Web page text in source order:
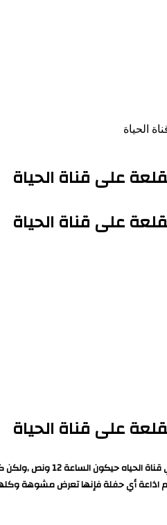
الحياة
على قناة الحياة
على قناة الحياة
على قناة الحياة
بعتذر لكم عن البوست
أي حفلة فإنها تعرض مشوهة